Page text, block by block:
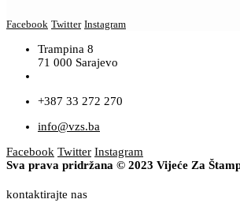
Facebook Twitter Instagram
Trampina 8
71 000 Sarajevo
+387 33 272 270
info@vzs.ba
Facebook Twitter Instagram
Sva prava pridržana © 2023 Vijeće Za
kontaktirajte nas